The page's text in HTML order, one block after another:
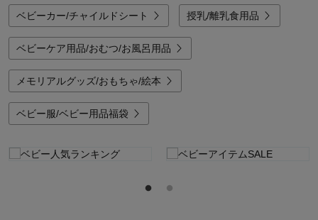
ベビーカー/チャイルドシート 授乳/離乳食用品
ベビーケア用品/おむつ/お風呂用品
メモリアルグッズ/おもちゃ/絵本
ベビー服/ベビー用品福袋